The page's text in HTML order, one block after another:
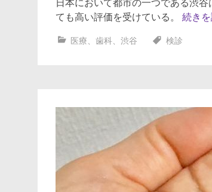
日本において都市の一つである渋
ても高い評価を受けている。 続き
医療、 歯科、 渋谷 検診